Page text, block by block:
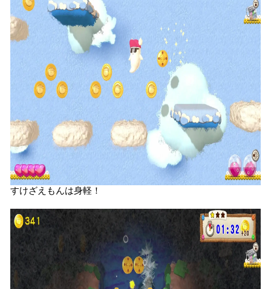
すけざえもんは身軽！